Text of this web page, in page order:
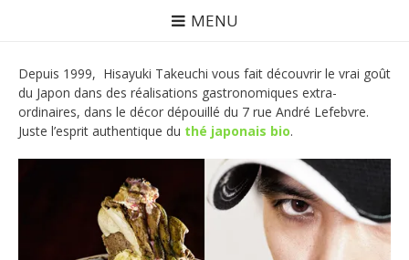
MENU
Depuis 1999, Hisayuki Takeuchi vous fait découvrir le vrai goût
du Japon dans des réalisations gastronomiques extra-
ordinaires, dans le décor dépouillé du 7 rue André Lefebvre.
Juste l’esprit authentique du thé japonais bio.